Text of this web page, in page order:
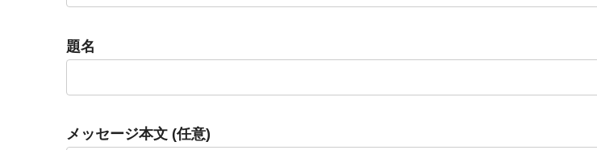
題名
メッセージ本文 (任意)